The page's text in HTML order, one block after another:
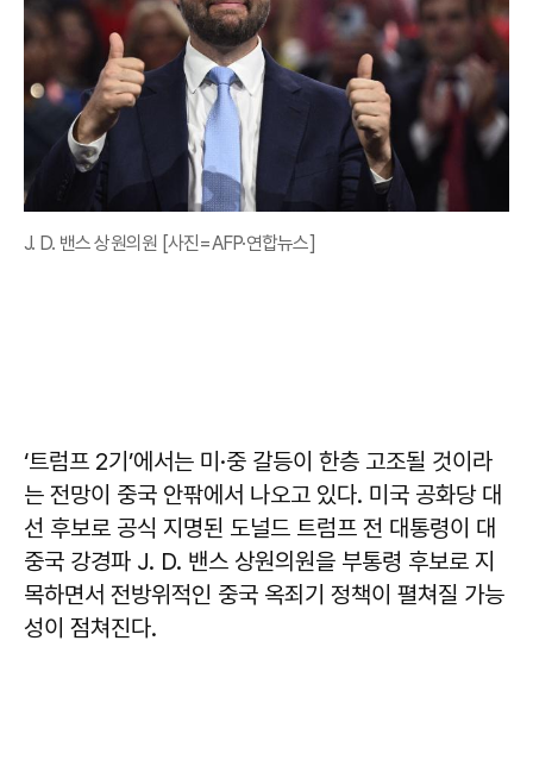
J. D. 밴스 상원의원 [사진=AFP·연합뉴스]
‘트럼프 2기’에서는 미·중 갈등이 한층 고조될 것이라
는 전망이 중국 안팎에서 나오고 있다. 미국 공화당 대
선 후보로 공식 지명된 도널드 트럼프 전 대통령이 대
중국 강경파 J. D. 밴스 상원의원을 부통령 후보로 지
목하면서 전방위적인 중국 옥죄기 정책이 펼쳐질 가능
성이 점쳐진다.